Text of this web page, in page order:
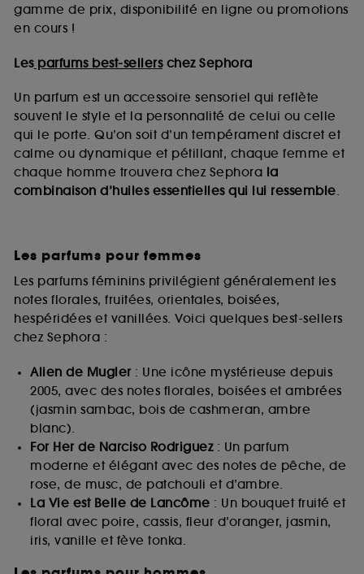
gamme de prix, disponibilité en ligne ou promotions
en cours !
Lesparfums best-sellerschez Sephora
Un parfum est un accessoire sensoriel qui reflète
souvent le style et la personnalité de celui ou celle
qui le porte. Qu’on soit d’un tempérament discret et
calme ou dynamique et pétillant, chaque femme et
chaque homme trouvera chez Sephora la
combinaison d’huiles essentielles qui lui ressemble.
Les parfums pour femmes
Les parfums féminins privilégient généralement les
notes florales, fruitées, orientales, boisées,
hespéridées et vanillées. Voici quelques best-sellers
chez Sephora :
Alien de Mugler: Une icône mystérieuse depuis
2005, avec des notes florales, boisées et ambrées
(jasmin sambac, bois de cashmeran, ambre
blanc).
For Her de Narciso Rodriguez: Un parfum
moderne et élégant avec des notes de pêche, de
rose, de musc, de patchouli et d’ambre.
La Vie est Belle de Lancôme : Un bouquet fruité et
floral avec poire, cassis, fleur d’oranger, jasmin,
iris, vanille et fève tonka.